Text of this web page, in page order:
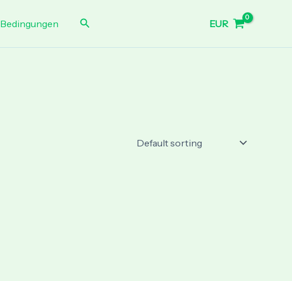
Bedingungen Search EUR